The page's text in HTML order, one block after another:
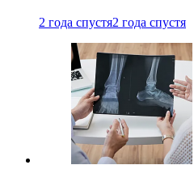
2 года спустя2 года спустя